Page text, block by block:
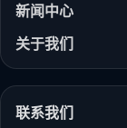
新闻中心
关于我们
联系我们